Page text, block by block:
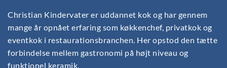
Christian Kindervater er uddannet kok og har gennem
mange år opnået erfaring som køkkenchef, privatkok og
eventkok i restaurationsbranchen. Her opstod den tætte
forbindelse mellem gastronomi på højt niveau og
funktionel keramik.